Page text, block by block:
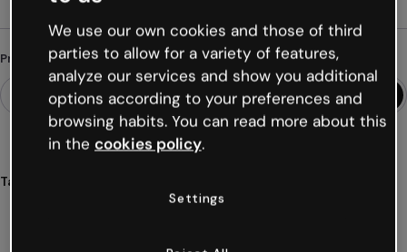
Procurando algo diferente?
Tags
alunos exames
We use our own cookies and those of third
parties to allow for a variety of features,
analyze our services and show you additional
options according to your preferences and
browsing habits. You can read more about this
in the cookies policy.
Settings